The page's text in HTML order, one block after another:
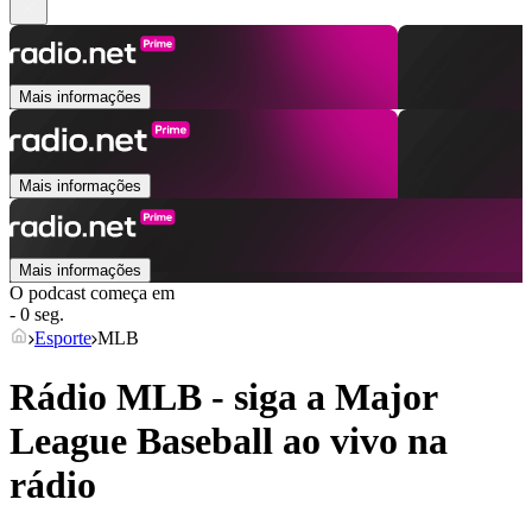
Mais informações
Mais informações
Mais informações
O podcast começa em
- 0 seg.
Esporte MLB
Rádio MLB - siga a Major
League Baseball ao vivo na
rádio